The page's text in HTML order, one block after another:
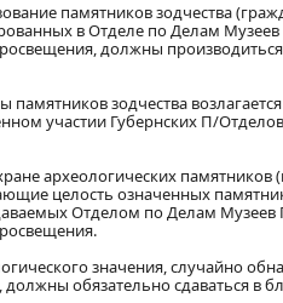
памятников зодчества
в Отделе по Делам
должны
зодчества
участии Губернских П/
археологических памятников
целость означенных
Отделом по Делам
значения, случайно
обязательно сдаваться в